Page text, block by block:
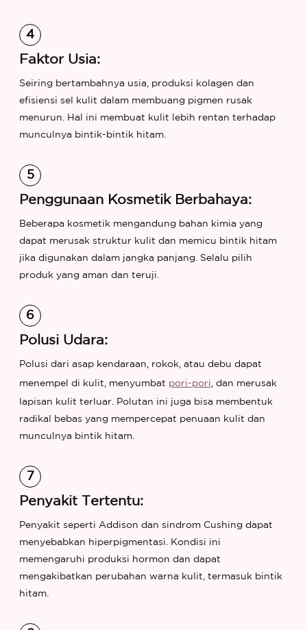
Faktor Usia:
Seiring bertambahnya usia, produksi kolagen dan
efisiensi sel kulit dalam membuang pigmen rusak
menurun. Hal ini membuat kulit lebih rentan terhadap
munculnya bintik-bintik hitam.
Penggunaan Kosmetik Berbahaya:
Beberapa kosmetik mengandung bahan kimia yang
dapat merusak struktur kulit dan memicu bintik hitam
jika digunakan dalam jangka panjang. Selalu pilih
produk yang aman dan teruji.
Polusi Udara:
Polusi dari asap kendaraan, rokok, atau debu dapat
menempel di kulit, menyumbat pori-pori , dan merusak
lapisan kulit terluar. Polutan ini juga bisa membentuk
radikal bebas yang mempercepat penuaan kulit dan
munculnya bintik hitam.
Penyakit Tertentu:
Penyakit seperti Addison dan sindrom Cushing dapat
menyebabkan hiperpigmentasi. Kondisi ini
memengaruhi produksi hormon dan dapat
mengakibatkan perubahan warna kulit, termasuk bintik
hitam.